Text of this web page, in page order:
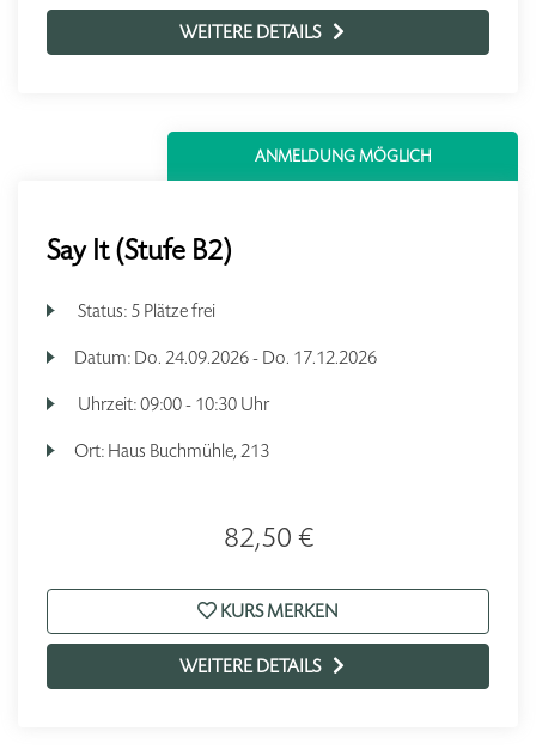
WEITERE DETAILS
ANMELDUNG MÖGLICH
Say It (Stufe B2)
Status: 5 Plätze frei
Datum: Do. 24.09.2026 - Do. 17.12.2026
Uhrzeit:09:00 - 10:30 Uhr
Ort: Haus Buchmühle, 213
82,50 €
KURS MERKEN
WEITERE DETAILS